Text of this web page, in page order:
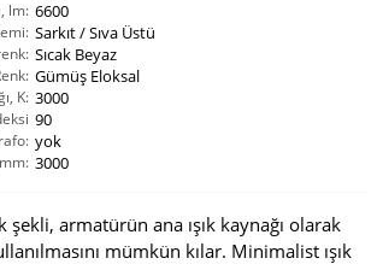
lm: 6600
Sarkıt / Sıva Üstü
Sıcak Beyaz
Gümüş Eloksal
K: 3000
90
yok
3000
armatürün ana ışık kaynağı olarak
mümkün kılar. Minimalist ışık